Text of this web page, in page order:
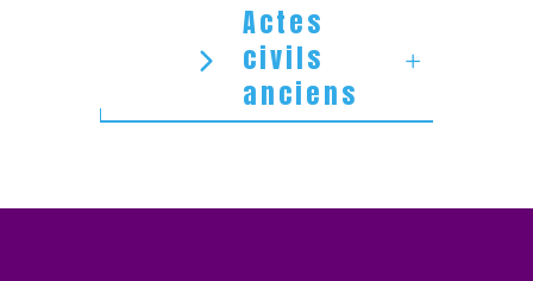
Actes
civils
anciens